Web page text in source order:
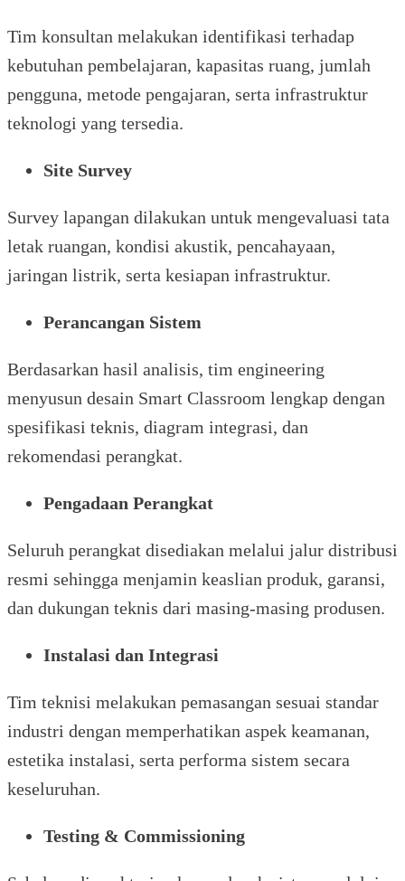
Tim konsultan melakukan identifikasi terhadap
kebutuhan pembelajaran, kapasitas ruang, jumlah
pengguna, metode pengajaran, serta infrastruktur
teknologi yang tersedia.
Site Survey
Survey lapangan dilakukan untuk mengevaluasi tata
letak ruangan, kondisi akustik, pencahayaan,
jaringan listrik, serta kesiapan infrastruktur.
Perancangan Sistem
Berdasarkan hasil analisis, tim engineering
menyusun desain Smart Classroom lengkap dengan
spesifikasi teknis, diagram integrasi, dan
rekomendasi perangkat.
Pengadaan Perangkat
Seluruh perangkat disediakan melalui jalur distribusi
resmi sehingga menjamin keaslian produk, garansi,
dan dukungan teknis dari masing-masing produsen.
Instalasi dan Integrasi
Tim teknisi melakukan pemasangan sesuai standar
industri dengan memperhatikan aspek keamanan,
estetika instalasi, serta performa sistem secara
keseluruhan.
Testing & Commissioning